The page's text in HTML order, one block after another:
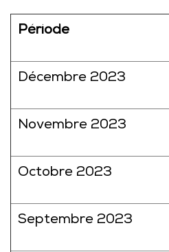
Période
Décembre 2023
Novembre 2023
Octobre 2023
Septembre 2023